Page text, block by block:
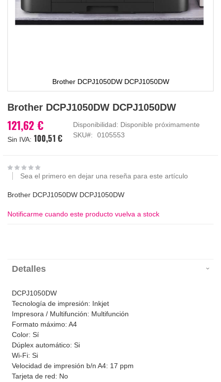
Brother DCPJ1050DW DCPJ1050DW
al
de
la
imágenes
Brother DCPJ1050DW DCPJ1050DW
121,62 €
100,51 €
Disponibilidad: Disponible próximamente
SKU
0105553
Sea el primero en dejar una reseña para este artículo
Brother DCPJ1050DW DCPJ1050DW
Notificarme cuando este producto vuelva a stock
Detalles
DCPJ1050DW
Tecnología de impresión: Inkjet
Impresora / Multifunción: Multifunción
Formato máximo: A4
Color: Sí
Dúplex automático: Si
Wi-Fi: Si
Velocidad de impresión b/n A4: 17 ppm
Tarjeta de red: No